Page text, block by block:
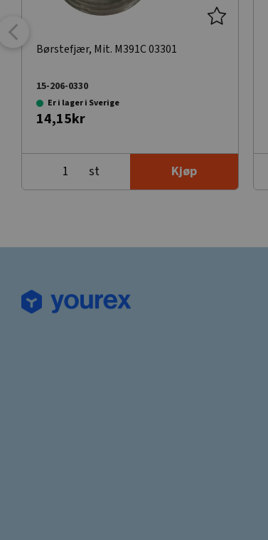
Børstefjær, Mit. M391C 03301
15-206-0330
Er i lager i Sverige
14,15kr
st Kjøp